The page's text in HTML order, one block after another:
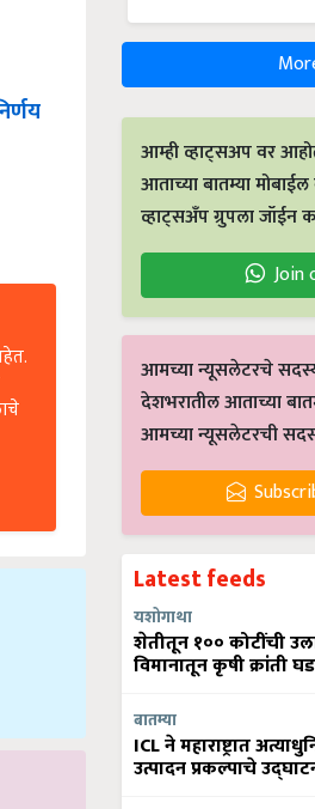
आम्ही व्हाट्सअप वर
आताच्या बातम्या
व्हाट्सअँप ग्रुपला जॉईन
Join
आमच्या न्यूसलेटरचे
देशभरातील आताच्या
आमच्या न्यूसलेटरची
Latest feeds
यशोगाथा
शेतीतून १०० कोटींची
विमानातून कृषी क्रांती
बातम्या
ICL ने महाराष्ट्रात
उत्पादन प्रकल्पाचे